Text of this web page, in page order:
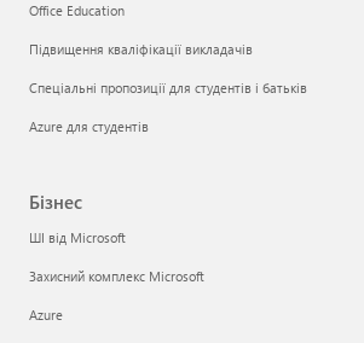
Office Education
Підвищення кваліфікації викладачів
Спеціальні пропозиції для студентів і батьків
Azure для студентів
Бізнес
ШІ від Microsoft
Захисний комплекс Microsoft
Azure